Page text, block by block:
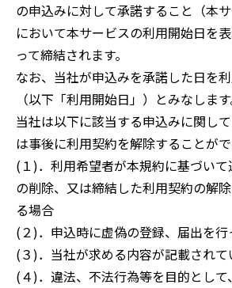
の申込みに対して承諾すること（本
において本サービスの利用開始日を
って締結されます。
なお、当社が申込みを承諾した日を
（以下「利用開始日」）とみなします
当社は以下に該当する申込みに関し
は事後に利用契約を解除することがで
(１)．利用希望者が本規約に基づい
の削除、又は締結した利用契約の解
る場合
(２)．申込時に虚偽の登録、届出を
(３)．当社が求める内容が記載され
(４)．違法、不法行為等を目的とし